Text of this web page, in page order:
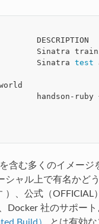
Sinatra test
handson-ruby
を含む多くのイメージ
シャル上で有名かど
）、公式（
Docker 社のサポー